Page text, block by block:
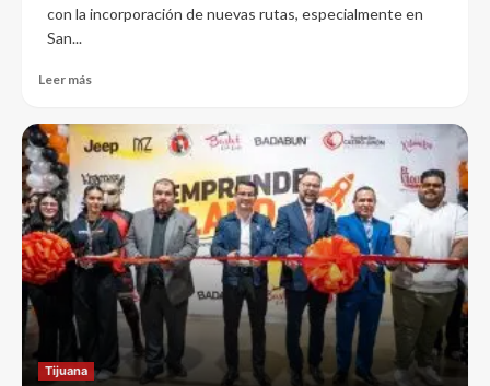
con la incorporación de nuevas rutas, especialmente en
San...
Leer más
Tijuana